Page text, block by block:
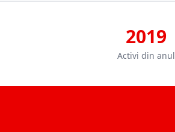
2019
Activi din anul